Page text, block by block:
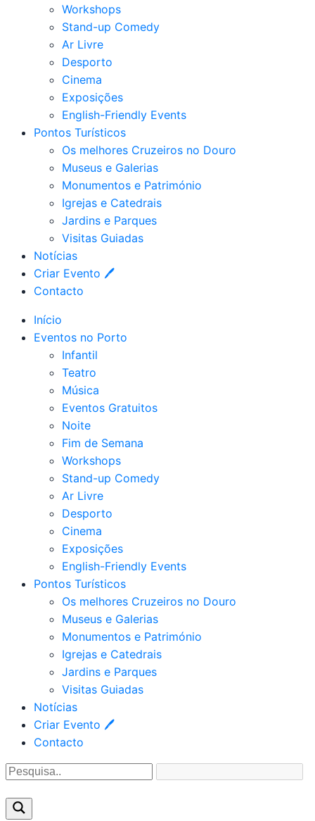
Workshops
Stand-up Comedy
Ar Livre
Desporto
Cinema
Exposições
English-Friendly Events
Pontos Turísticos
Os melhores Cruzeiros no Douro​
Museus e Galerias
Monumentos e Património
Igrejas e Catedrais
Jardins e Parques
Visitas Guiadas
Notícias
Criar Evento 🖊
Contacto
Início
Eventos no Porto
Infantil
Teatro
Música
Eventos Gratuitos
Noite
Fim de Semana
Workshops
Stand-up Comedy
Ar Livre
Desporto
Cinema
Exposições
English-Friendly Events
Pontos Turísticos
Os melhores Cruzeiros no Douro​
Museus e Galerias
Monumentos e Património
Igrejas e Catedrais
Jardins e Parques
Visitas Guiadas
Notícias
Criar Evento 🖊
Contacto